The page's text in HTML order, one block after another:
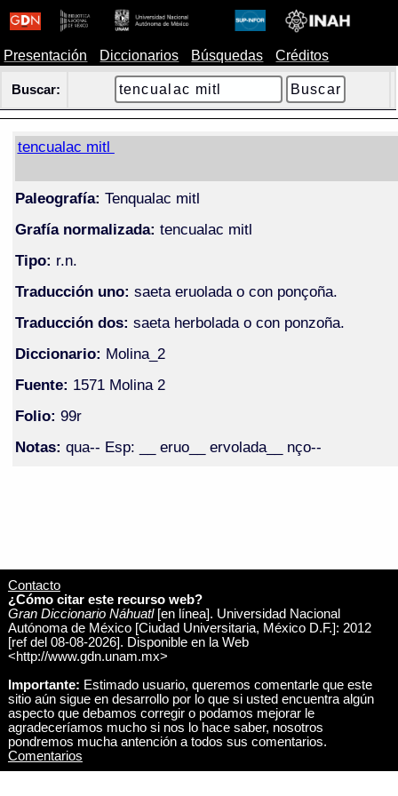
Presentación Diccionarios Búsquedas Créditos
Buscar:
tencualac mitl
Paleografía: Tenqualac mitl
Grafía normalizada: tencualac mitl
Tipo: r.n.
Traducción uno: saeta eruolada o con ponçoña.
Traducción dos: saeta herbolada o con ponzoña.
Diccionario: Molina_2
Fuente: 1571 Molina 2
Folio: 99r
Notas: qua-- Esp: __ eruo__ ervolada__ nço--
Contacto
¿Cómo citar este recurso web?
Gran Diccionario Náhuatl[en línea]. Universidad Nacional
Autónoma de México [Ciudad Universitaria, México D.F.]: 2012
[ref del 08-08-2026]. Disponible en la Web
<http://www.gdn.unam.mx>
Importante: Estimado usuario, queremos comentarle que este
sitio aún sigue en desarrollo por lo que si usted encuentra algún
aspecto que debamos corregir o podamos mejorar le
agradeceríamos mucho si nos lo hace saber, nosotros
pondremos mucha antención a todos sus comentarios.
Comentarios